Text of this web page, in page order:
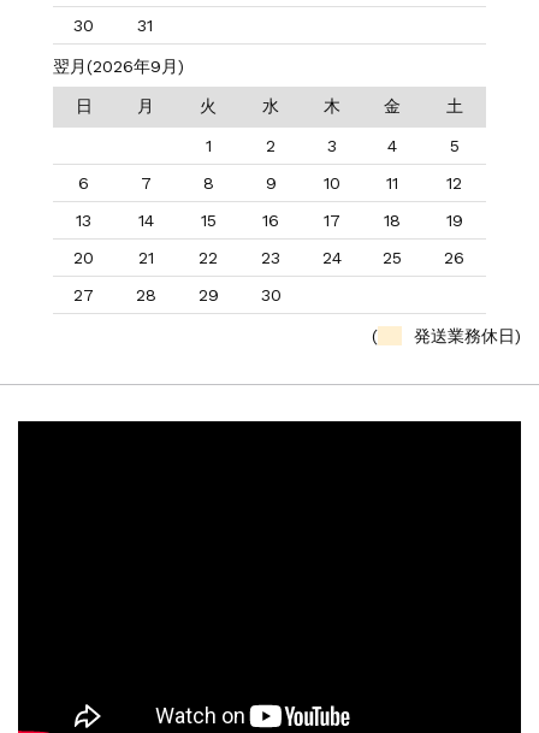
30
31
翌月(2026年9月)
日 月 火 水 木 金 土
1 2 3 4
5
6
7 8 9 10 11
12
13
14 15 16 17 18
19
20
21 22 23 24 25
26
27
28 29 30
( 発送業務休日)